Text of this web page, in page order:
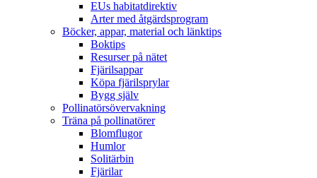
EUs habitatdirektiv
Arter med åtgärdsprogram
Böcker, appar, material och länktips
Boktips
Resurser på nätet
Fjärilsappar
Köpa fjärilsprylar
Bygg själv
Pollinatörsövervakning
Träna på pollinatörer
Blomflugor
Humlor
Solitärbin
Fjärilar